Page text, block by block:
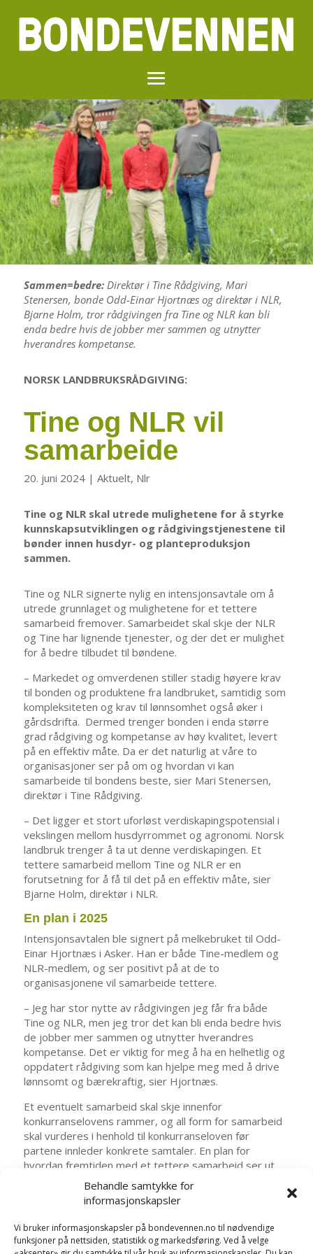
Behandle samtykke for
informasjonskapsler
Vi bruker informasjonskapsler på bondevennen.no til nødvendige
funksjoner på nettsiden, statistikk og markedsføring. Ved å velge
Sammen=bedre:Direktør i Tine Rådgiving, Mari
Stenersen, bonde Odd-Einar Hjortnæs og direktør i NLR,
Bjarne Holm, tror rådgivingen fra Tine og NLR kan bli
enda bedre hvis de jobber mer sammen og utnytter
hverandres kompetanse.
NORSK LANDBRUKSRÅDGIVING:
Tine og NLR vil
samarbeide
20. juni 2024 | Aktuelt, Nlr
Tine og NLR skal utrede mulighetene for å styrke
kunnskapsutviklingen og rådgivingstjenestene til
bønder innen husdyr- og planteproduksjon
sammen.
​Tine og NLR signerte nylig en intensjonsavtale om å
utrede grunnlaget og mulighetene for et tettere
samarbeid fremover. Samarbeidet skal skje der NLR
og Tine har lignende tjenester, og der det er mulighet
for å bedre tilbudet til bøndene.
– Markedet og omverdenen stiller stadig høyere krav
til bonden og produktene fra landbruket, samtidig som
kompleksiteten og krav til lønnsomhet også øker i
gårdsdrifta. Dermed trenger bonden i enda større
grad rådgiving og kompetanse av høy kvalitet, levert
på en effektiv måte. Da er det naturlig at våre to
organisasjoner ser på om og hvordan vi kan
samarbeide til bondens beste, sier Mari Stenersen,
direktør i Tine Rådgiving.
– Det ligger et stort uforløst verdiskapingspotensial i
vekslingen mellom husdyrrommet og agronomi. Norsk
landbruk trenger å ta ut denne verdiskapingen. Et
tettere samarbeid mellom Tine og NLR er en
forutsetning for å få til det på en effektiv måte, sier
Bjarne Holm, direktør i NLR.
En plan i 2025
Intensjonsavtalen ble signert på melkebruket til Odd-
Einar Hjortnæs i Asker. Han er både Tine-medlem og
NLR-medlem, og ser positivt på at de to
organisasjonene vil samarbeide tettere.
– Jeg har stor nytte av rådgivingen jeg får fra både
Tine og NLR, men jeg tror det kan bli enda bedre hvis
de jobber mer sammen og utnytter hverandres
kompetanse. Det er viktig for meg å ha en helhetlig og
oppdatert rådgiving som kan hjelpe meg med å drive
lønnsomt og bærekraftig, sier Hjortnæs.
Et eventuelt samarbeid skal skje innenfor
konkurranselovens rammer, og all form for samarbeid
skal vurderes i henhold til konkurranseloven før
partene innleder konkrete samtaler. En plan for
hvordan fremtiden med et tettere samarbeid ser ut
skal presenteres eierne i Tine og NLR sommeren